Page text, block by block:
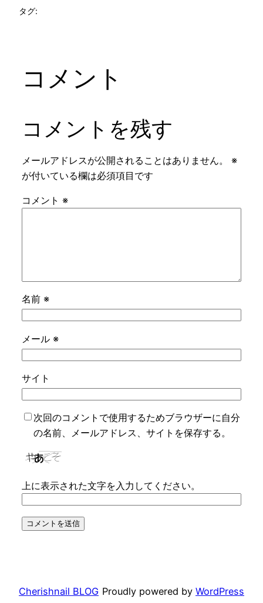
タグ:
コメント
コメントを残す
メールアドレスが公開されることはありません。
※
が付いている欄は必須項目です
コメント ※
名前 ※
メール ※
サイト
次回のコメントで使用するためブラウザーに自分
の名前、メールアドレス、サイトを保存する。
上に表示された文字を入力してください。
Cherishnail BLOG Proudly powered by WordPress